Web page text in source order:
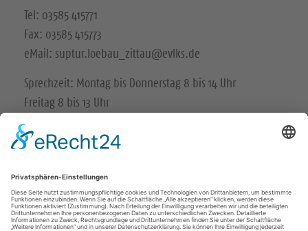
Tel: 03585 415771
Fax: 03585 415773
eMail: suptur.loebau_zittau@evlks.de
Sprechzeit: Montag bis Donnerstag 8 bis 14 Uhr
Freitag 8 bis 13 Uhr